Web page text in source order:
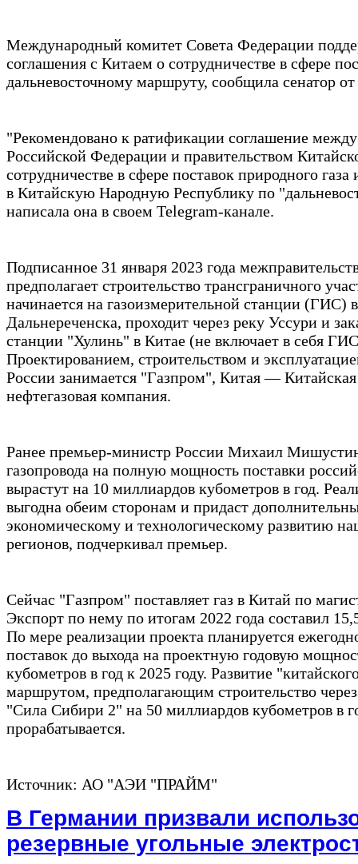
Международный комитет Совета Федерации
соглашения с Китаем о сотрудничестве в сфере
дальневосточному маршруту, сообщила сенатор
"Рекомендовано к ратификации соглашение
Российской Федерации и правительством
сотрудничестве в сфере поставок природного
в Китайскую Народную Республику по
написала она в своем Telegram-канале.
Подписанное 31 января 2023 года
предполагает строительство трансграничного
начинается на газоизмерительной станции (ГИС)
Дальнереченска, проходит через реку Уссури и
станции "Хулинь" в Китае (не включает в себя
Проектированием, строительством и
России занимается "Газпром", Китая —
нефтегазовая компания.
Ранее премьер-министр России Михаил
газопровода на полную мощность поставки
вырастут на 10 миллиардов кубометров в год.
выгодна обеим сторонам и придаст
экономическому и технологическому развитию
регионов, подчеркивал премьер.
Сейчас "Газпром" поставляет газ в Китай по
Экспорт по нему по итогам 2022 года составил
По мере реализации проекта планируется
поставок до выхода на проектную годовую
кубометров в год к 2025 году. Развитие
маршрутом, предполагающим строительство
"Сила Сибири 2" на 50 миллиардов кубометров в
прорабатывается.
Источник: АО "АЭИ "ПРАЙМ"
В Германии призвали
резервные угольные